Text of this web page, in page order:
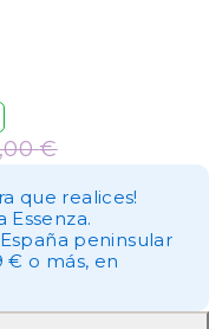
€
que realices!
peninsular
€ o más, en